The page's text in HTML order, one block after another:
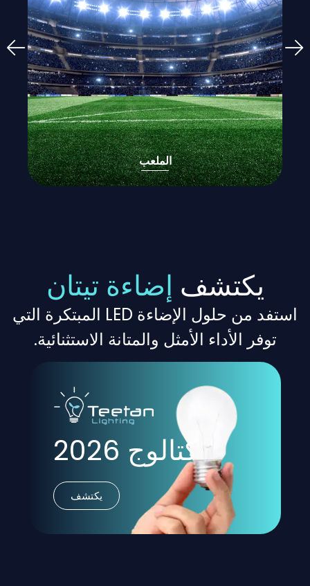
الملعب
يكتشف إضاءة تيتان
استفد من حلول الإضاءة LED المبتكرة التي
توفر الأداء الأمثل والمتانة الاستثنائية.
كتالوج 2026
يكتشف